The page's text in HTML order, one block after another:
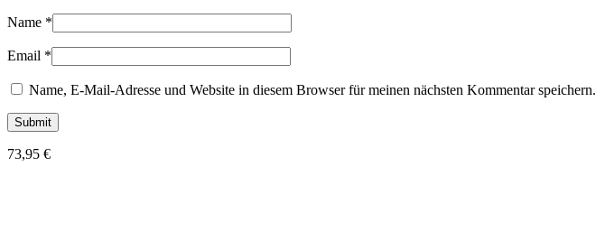
Name *
Email *
Name, E-Mail-Adresse und Website in diesem Browser für meinen nächsten Kommentar speichern.
73,95 €